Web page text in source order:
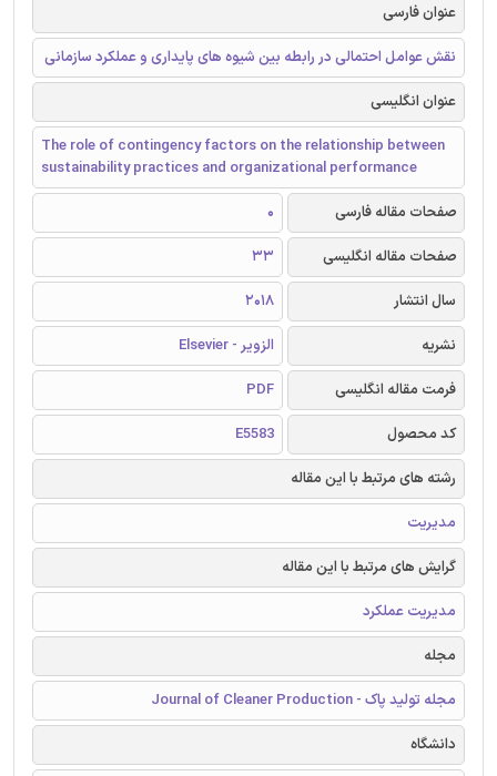
عنوان فارسی
نقش عوامل احتمالی در رابطه بین شیوه های پایداری و عملکرد سازمانی
عنوان انگلیسی
The role of contingency factors on the relationship between
sustainability practices and organizational performance
صفحات مقاله فارسی
0
صفحات مقاله انگلیسی
33
سال انتشار
2018
نشریه
الزویر - Elsevier
فرمت مقاله انگلیسی
PDF
کد محصول
E5583
رشته های مرتبط با این مقاله
مدیریت
گرایش های مرتبط با این مقاله
مدیریت عملکرد
مجله
مجله تولید پاک - Journal of Cleaner Production
دانشگاه